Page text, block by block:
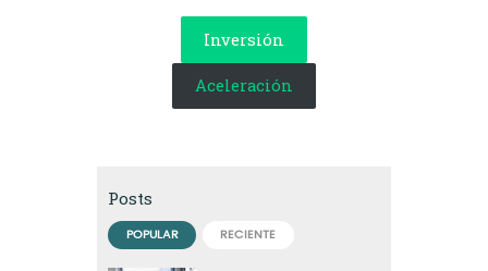
Inversión
Aceleración
Posts
POPULAR RECIENTE